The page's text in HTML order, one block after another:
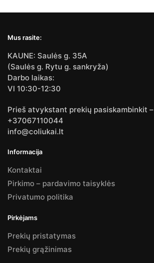
Mus rasite:
KAUNE: Saulės g. 35A
(Saulės g. Rytu g. sankryža)
Darbo laikas:
VI 10:30-12:30
Prieš atvykstant prekių pasiskambinkit –
+37067110044
info@coliukai.lt
Informacija
Kontaktai
Pirkimo – pardavimo taisyklės
Privatumo politika
Pirkėjams
Prekių pristatymas
Prekių grąžinimas